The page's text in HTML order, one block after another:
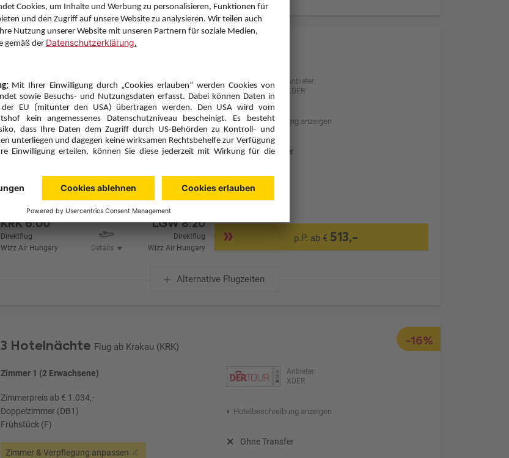
Zimmer 1 (2 Erwachsene)
Zimmerpreis ab € 1.026,-
Doppelzimmer (DB1)
Frühstück (F)
Anbieter:
XDER
Hotelbeschreibung anzeigen
Ohne Transfer
Do., 15.10.26
KRK6:00
Direktflug
Wizz Air Hungary
Details
So., 18.10.26
LGW8:20
Direktflug
Wizz Air Hungary
p.P. ab € 513,-
Alternative Flugzeiten
-16%
3 Hotelnächte Flug ab Krakau (KRK)
Zimmer 1 (2 Erwachsene)
Zimmerpreis ab € 1.034,-
Doppelzimmer (DB1)
Frühstück (F)
Zimmer & Verpflegung anpassen
Anbieter:
XDER
Hotelbeschreibung anzeigen
Ohne Transfer